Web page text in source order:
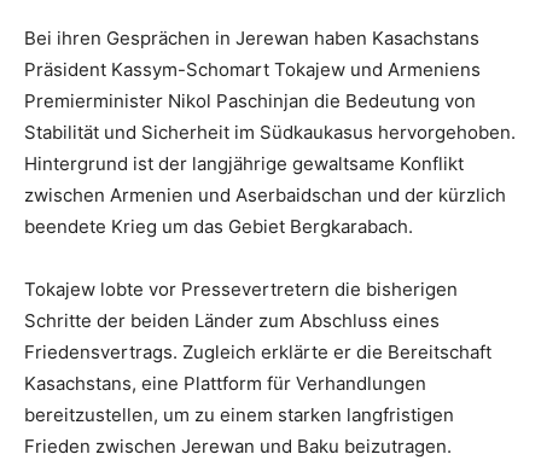
Bei ihren Gesprächen in Jerewan haben Kasachstans
Präsident Kassym-Schomart Tokajew und Armeniens
Premierminister Nikol Paschinjan die Bedeutung von
Stabilität und Sicherheit im Südkaukasus hervorgehoben.
Hintergrund ist der langjährige gewaltsame Konflikt
zwischen Armenien und Aserbaidschan und der kürzlich
beendete Krieg um das Gebiet Bergkarabach.
Tokajew lobte vor Pressevertretern die bisherigen
Schritte der beiden Länder zum Abschluss eines
Friedensvertrags. Zugleich erklärte er die Bereitschaft
Kasachstans, eine Plattform für Verhandlungen
bereitzustellen, um zu einem starken langfristigen
Frieden zwischen Jerewan und Baku beizutragen.